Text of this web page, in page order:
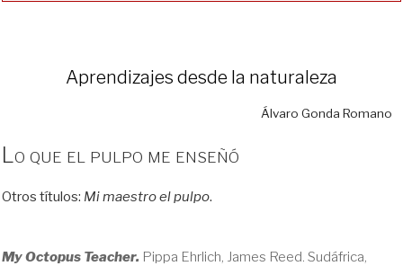
Aprendizajes desde la naturaleza
Álvaro Gonda Romano
Lo que el pulpo me enseñó
Otros títulos: Mi maestro el pulpo.
My Octopus Teacher. Pippa Ehrlich, James Reed. Sudáfrica,